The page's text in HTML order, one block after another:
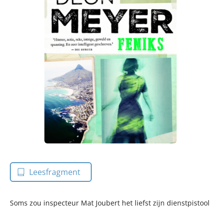
Leesfragment
Soms zou inspecteur Mat Joubert het liefst zijn dienstpistool